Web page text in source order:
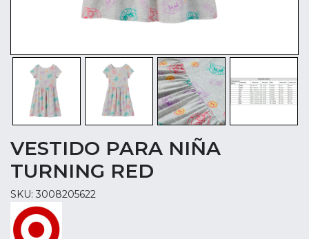
VESTIDO PARA NIÑA
TURNING RED
SKU: 3008205622